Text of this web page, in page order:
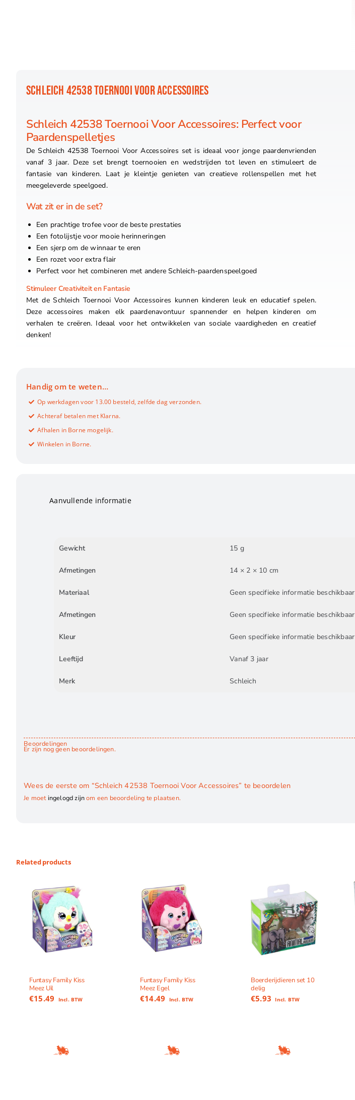
SCHLEICH 42538 TOERNOOI VOOR ACCESSOIRES
Schleich 42538 Toernooi Voor Accessoires: Perfect voor
Paardenspelletjes
De Schleich 42538 Toernooi Voor Accessoires set is ideaal voor jonge paardenvrienden
vanaf 3 jaar. Deze set brengt toernooien en wedstrijden tot leven en stimuleert de
fantasie van kinderen. Laat je kleintje genieten van creatieve rollenspellen met het
meegeleverde speelgoed.
Wat zit er in de set?
Een prachtige trofee voor de beste prestaties
Een fotolijstje voor mooie herinneringen
Een sjerp om de winnaar te eren
Een rozet voor extra flair
Perfect voor het combineren met andere Schleich-paardenspeelgoed
Stimuleer Creativiteit en Fantasie
Met de Schleich Toernooi Voor Accessoires kunnen kinderen leuk en educatief spelen.
Deze accessoires maken elk paardenavontuur spannender en helpen kinderen om
verhalen te creëren. Ideaal voor het ontwikkelen van sociale vaardigheden en creatief
denken!
Handig om te weten…
Op werkdagen voor 13.00 besteld, zelfde dag verzonden.
Achteraf betalen met Klarna.
Afhalen in Borne mogelijk.
Winkelen in Borne.
Aanvullende informatie
Gewicht 15 g
Afmetingen 14 × 2 × 10 cm
Materiaal Geen specifieke informatie beschikbaar
Afmetingen Geen specifieke informatie beschikbaar
Kleur Geen specifieke informatie beschikbaar
Leeftijd Vanaf 3 jaar
Merk Schleich
Beoordelingen
Er zijn nog geen beoordelingen.
Wees de eerste om “Schleich 42538 Toernooi Voor Accessoires” te beoordelen
Je moetingelogd zijnom een beoordeling te plaatsen.
Related products
Funtasy Family Kiss
Meez Uil
€15.49 Incl. BTW
Funtasy Family Kiss
Meez Egel
€14.49 Incl. BTW
Boerderijdieren set 10
delig
€5.93 Incl. BTW